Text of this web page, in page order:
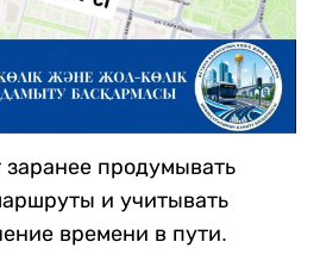
продумывать
и учитывать
времени в пути.